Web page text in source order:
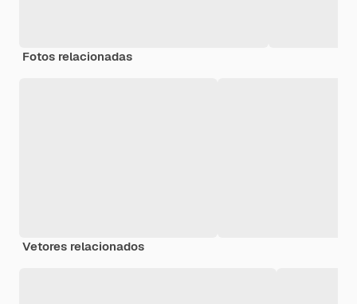
Fotos relacionadas
Vetores relacionados